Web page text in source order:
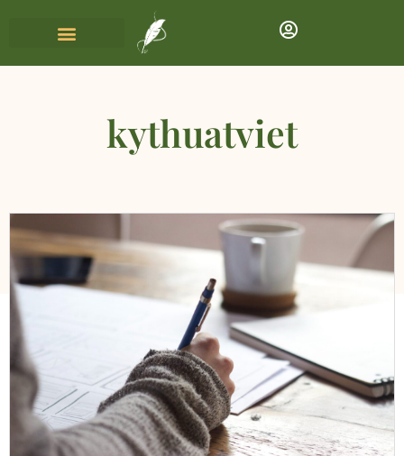
kythuatviet